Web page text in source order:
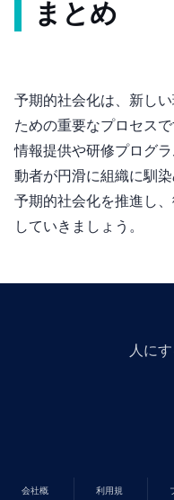
まとめ
予期的社会化は、新し
ための重要なプロセス
情報提供や研修プログ
動者が円滑に組織に馴
予期的社会化を推進し
していきましょう。
人に
会社概 利用規